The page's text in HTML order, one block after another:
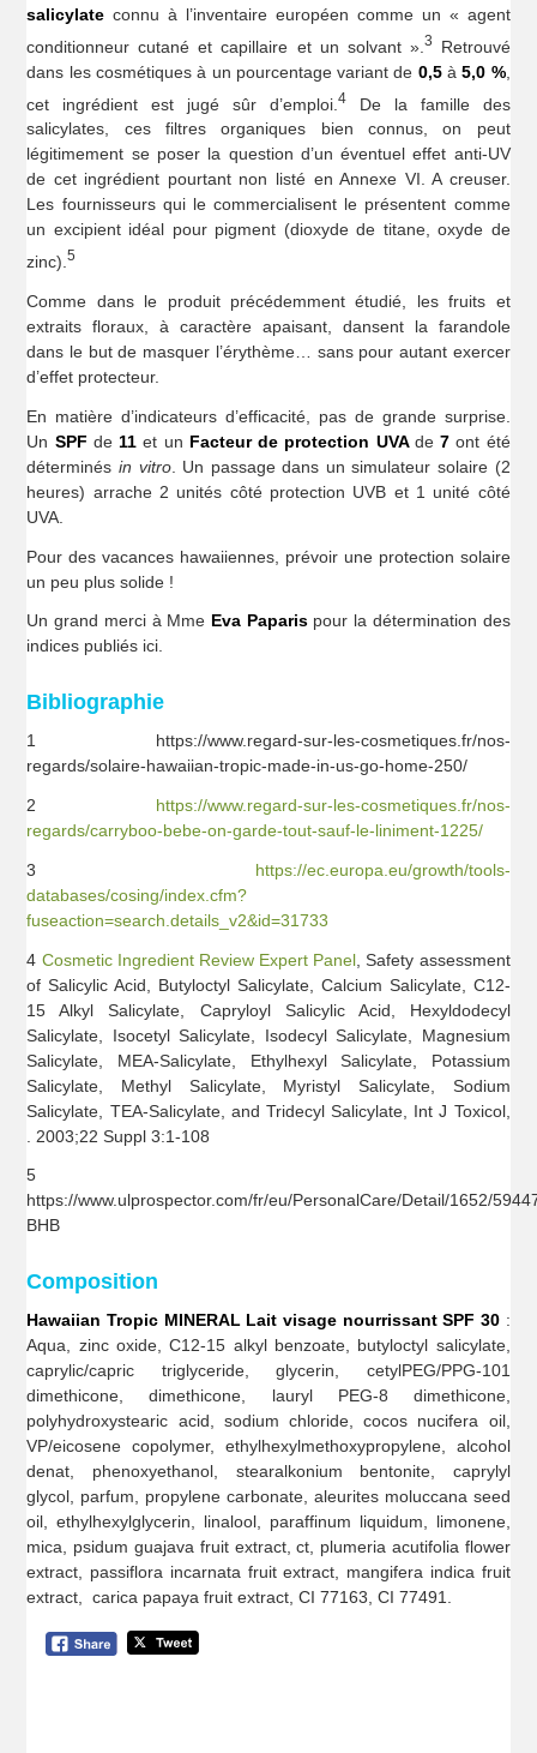
salicylate connu à l’inventaire européen comme un « agent
conditionneur cutané et capillaire et un solvant ». 3
Retrouvé
dans les cosmétiques à un pourcentage variant de 0,5à5,0 %,
cet ingrédient est jugé sûr d’emploi. 4De la famille des
salicylates, ces filtres organiques bien connus, on peut
légitimement se poser la question d’un éventuel effet anti-UV
de cet ingrédient pourtant non listé en Annexe VI. A creuser.
Les fournisseurs qui le commercialisent le présentent comme
un excipient idéal pour pigment (dioxyde de titane, oxyde de
zinc).5
Comme dans le produit précédemment étudié, les fruits et
extraits floraux, à caractère apaisant, dansent la farandole
dans le but de masquer l’érythème… sans pour autant exercer
d’effet protecteur.
En matière d’indicateurs d’efficacité, pas de grande surprise.
Un SPF de 11 et un Facteur de protection UVA de7 ont été
déterminés in vitro. Un passage dans un simulateur solaire (2
heures) arrache 2 unités côté protection UVB et 1 unité côté
UVA.
Pour des vacances hawaiiennes, prévoir une protection solaire
un peu plus solide !
Un grand merci à Mme Eva Paparispour la détermination des
indices publiés ici.
Bibliographie
1 https://www.regard-sur-les-cosmetiques.fr/nos-
regards/solaire-hawaiian-tropic-made-in-us-go-home-250/
2 https://www.regard-sur-les-cosmetiques.fr/nos-
regards/carryboo-bebe-on-garde-tout-sauf-le-liniment-1225/
3 https://ec.europa.eu/growth/tools-
databases/cosing/index.cfm?
fuseaction=search.details_v2&id=31733
4 Cosmetic Ingredient Review Expert Panel , Safety assessment
of Salicylic Acid, Butyloctyl Salicylate, Calcium Salicylate, C12-
15 Alkyl Salicylate, Capryloyl Salicylic Acid, Hexyldodecyl
Salicylate, Isocetyl Salicylate, Isodecyl Salicylate, Magnesium
Salicylate, MEA-Salicylate, Ethylhexyl Salicylate, Potassium
Salicylate, Methyl Salicylate, Myristyl Salicylate, Sodium
Salicylate, TEA-Salicylate, and Tridecyl Salicylate, Int J Toxicol,
. 2003;22 Suppl 3:1-108
5
https://www.ulprospector.com/fr/eu/PersonalCare/Detail/1652/
BHB
Composition
Hawaiian Tropic MINERAL Lait visage nourrissant SPF 30:
Aqua, zinc oxide, C12-15 alkyl benzoate, butyloctyl salicylate,
caprylic/capric triglyceride, glycerin, cetylPEG/PPG-101
dimethicone, dimethicone, lauryl PEG-8 dimethicone,
polyhydroxystearic acid, sodium chloride, cocos nucifera oil,
VP/eicosene copolymer, ethylhexylmethoxypropylene, alcohol
denat, phenoxyethanol, stearalkonium bentonite, caprylyl
glycol, parfum, propylene carbonate, aleurites moluccana seed
oil, ethylhexylglycerin, linalool, paraffinum liquidum, limonene,
mica, psidum guajava fruit extract, ct, plumeria acutifolia flower
extract, passiflora incarnata fruit extract, mangifera indica fruit
extract, carica papaya fruit extract, CI 77163, CI 77491.